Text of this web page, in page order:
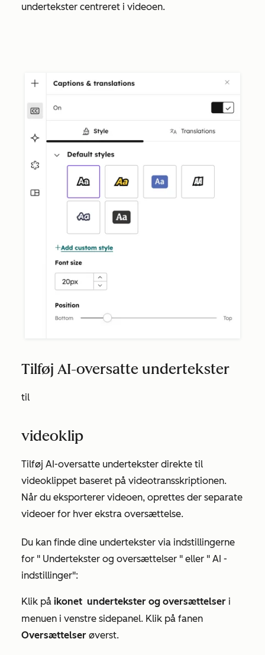
undertekster centreret i videoen.
Tilføj AI-oversatte undertekster
til
videoklip
Tilføj AI-oversatte undertekster direkte til
videoklippet baseret på videotransskriptionen.
Når du eksporterer videoen, oprettes der separate
videoer for hver ekstra oversættelse.
Du kan finde dine undertekster via indstillingerne
for " Undertekster og oversættelser " eller " AI -
indstillinger":
Klik på ikonet undertekster og oversættelser i
menuen i venstre sidepanel. Klik på fanen
Oversættelser øverst.